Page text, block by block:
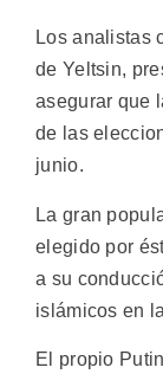
Los analistas
de Yeltsin,
asegurar que
de las
junio.
La gran
elegido por
a su
islámicos en
El propio